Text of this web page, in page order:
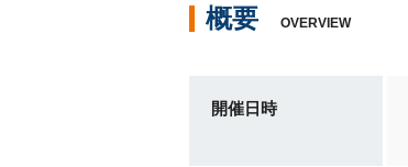
概要 OVERVIEW
開催日時